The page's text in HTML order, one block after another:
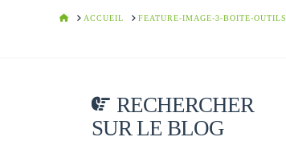
HOMEACCUEIL FEATURE-IMAGE-3-BOITE-OUTILS
RECHERCHER
SUR LE BLOG